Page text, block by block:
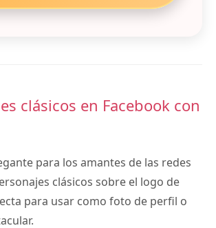
clásicos en Facebook con
para los amantes de las redes
clásicos sobre el logo de
para usar como foto de perfil o